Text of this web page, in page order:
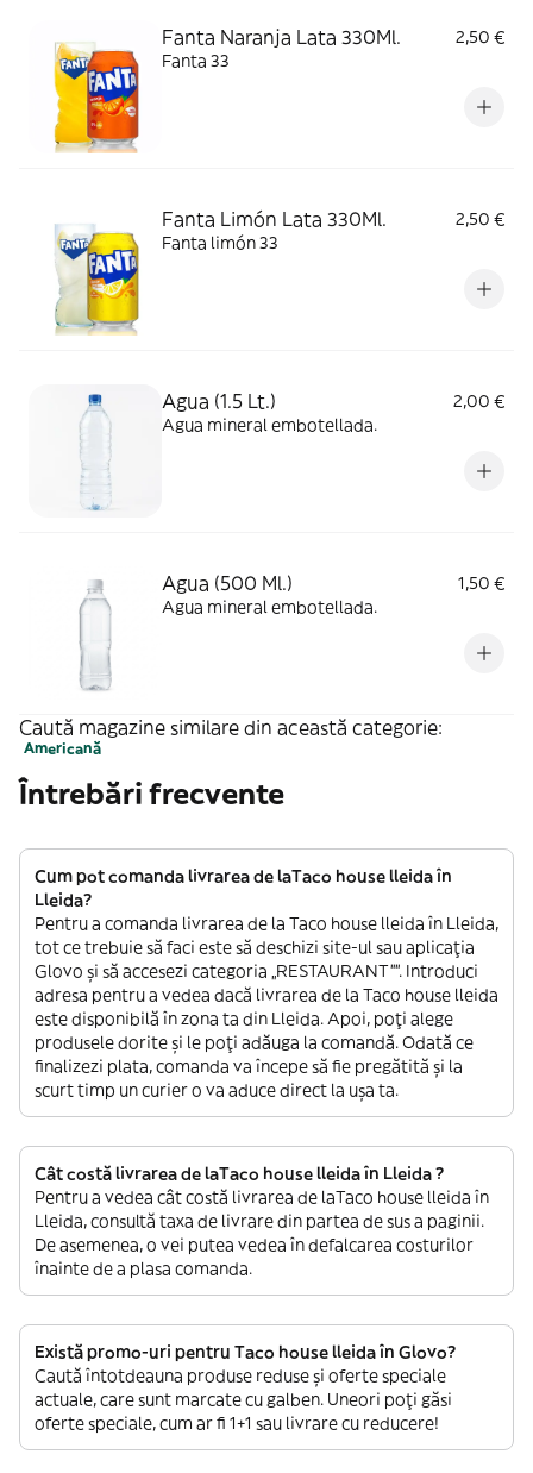
Fanta Naranja Lata 330Ml.
2,50 €
Fanta 33
Fanta Limón Lata 330Ml.
2,50 €
Fanta limón 33
Agua (1.5 Lt.)
2,00 €
Agua mineral embotellada.
Agua (500 Ml.)
1,50 €
Agua mineral embotellada.
Caută magazine similare din această categorie:
Americană
Întrebări frecvente
Cum pot comanda livrarea de laTaco house lleida în
Lleida?
Pentru a comanda livrarea de la Taco house lleida în Lleida,
tot ce trebuie să faci este să deschizi site-ul sau aplicația
Glovo și să accesezi categoria „RESTAURANT””. Introduci
adresa pentru a vedea dacă livrarea de la Taco house lleida
este disponibilă în zona ta din Lleida. Apoi, poți alege
produsele dorite și le poți adăuga la comandă. Odată ce
finalizezi plata, comanda va începe să fie pregătită și la
scurt timp un curier o va aduce direct la ușa ta.
Cât costă livrarea de laTaco house lleida în Lleida ?
Pentru a vedea cât costă livrarea de laTaco house lleida în
Lleida, consultă taxa de livrare din partea de sus a paginii.
De asemenea, o vei putea vedea în defalcarea costurilor
înainte de a plasa comanda.
Există promo-uri pentru Taco house lleida în Glovo?
Caută întotdeauna produse reduse și oferte speciale
actuale, care sunt marcate cu galben. Uneori poți găsi
oferte speciale, cum ar fi 1+1 sau livrare cu reducere!